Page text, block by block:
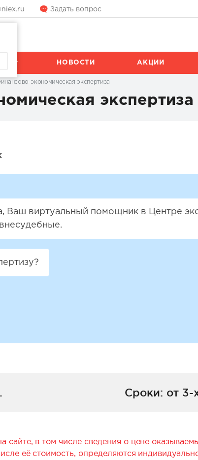
Задать вопрос
НОВОСТИ АКЦИИ
экономическая экспертиза
экспертиза
Ваш виртуальный помощник в Центре
Сроки: от 3-
в том числе сведения о цене
её стоимость, определяются